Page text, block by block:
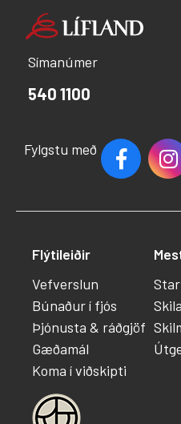
Símanúmer
540 1100
Fylgstu með
Flýtileiðir
Vefverslun
Búnaður í fjós
Þjónusta & ráðgjöf
Gæðamál
Koma í viðskipti